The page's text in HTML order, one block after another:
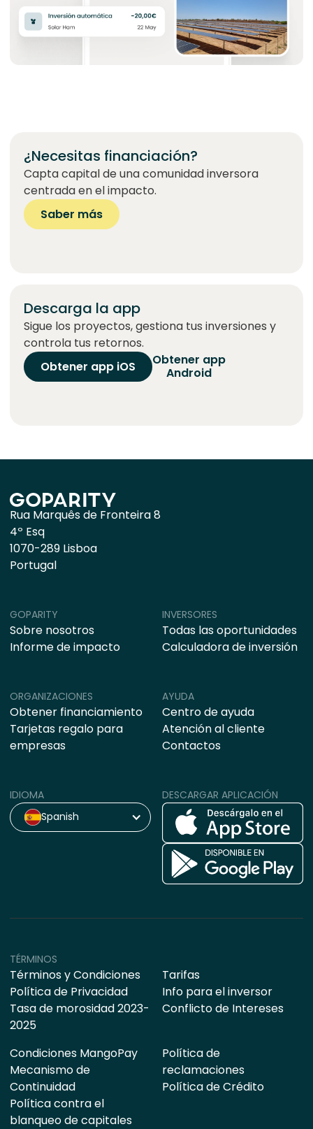
¿Necesitas financiación?
Capta capital de una comunidad inversora
centrada en el impacto.
Saber más
Descarga la app
Sigue los proyectos, gestiona tus inversiones y
controla tus retornos.
Obtener app iOS
Obtener app
Android
Rua Marquês de Fronteira 8
4º Esq
1070-289 Lisboa
Portugal
ORGANIZACIONES
Obtener financiamiento
Tarjetas regalo para
empresas
AYUDA
Centro de ayuda
Atención al cliente
Contactos
GOPARITY
Sobre nosotros
Informe de impacto
INVERSORES
Todas las oportunidades
Calculadora de inversión
IDIOMA
Spanish
DESCARGAR APLICACIÓN
TÉRMINOS
Términos y Condiciones
Política de Privacidad
Tasa de morosidad 2023-
2025
Tarifas
Info para el inversor
Conflicto de Intereses
Condiciones MangoPay
Mecanismo de
Continuidad
Política contra el
blanqueo de capitales
Política de
reclamaciones
Política de Crédito